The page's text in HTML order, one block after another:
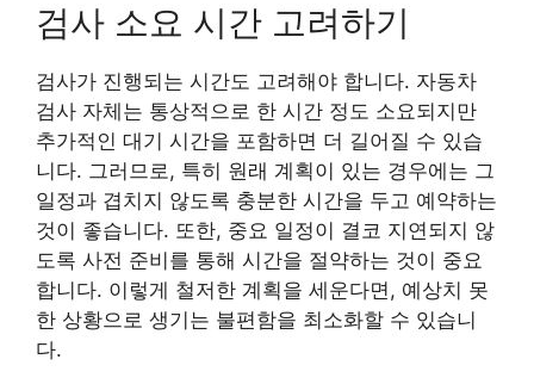
검사 소요 시간 고려하기
검사가 진행되는 시간도 고려해야 합니다. 자동차
검사 자체는 통상적으로 한 시간 정도 소요되지만
추가적인 대기 시간을 포함하면 더 길어질 수 있습
니다. 그러므로, 특히 원래 계획이 있는 경우에는 그
일정과 겹치지 않도록 충분한 시간을 두고 예약하는
것이 좋습니다. 또한, 중요 일정이 결코 지연되지 않
도록 사전 준비를 통해 시간을 절약하는 것이 중요
합니다. 이렇게 철저한 계획을 세운다면, 예상치 못
한 상황으로 생기는 불편함을 최소화할 수 있습니
다.